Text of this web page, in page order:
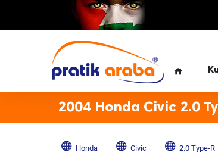
2004 Honda Civic 2.0
Honda Civic 2.0 Type-R